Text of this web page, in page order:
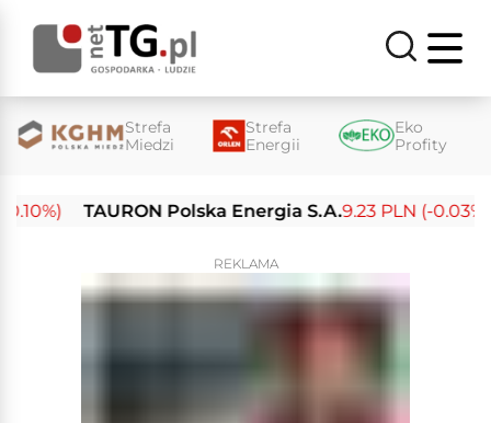
Strefa
Miedzi
Strefa
Energii
Eko
Profity
TAURON Polska Energia S.A. 9.23 PLN (-0.03%)
REKLAMA